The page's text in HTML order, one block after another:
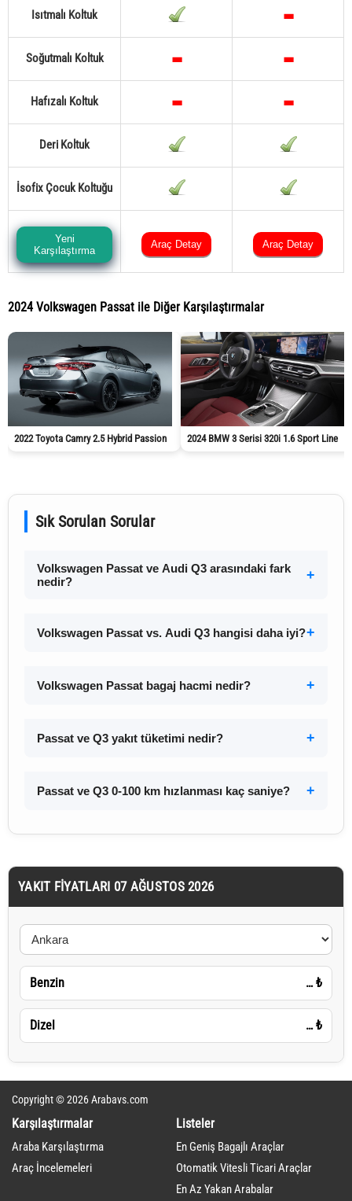
Isıtmalı Koltuk
Soğutmalı Koltuk
Hafızalı Koltuk
Deri Koltuk
İsofix Çocuk Koltuğu
Yeni
Karşılaştırma
Araç Detay Araç Detay
2024 Volkswagen Passat ile Diğer Karşılaştırmalar
2022 Toyota Camry 2.5 Hybrid Passion 2024 BMW 3 Serisi 320i 1.6 Sport Line
Sık Sorulan Sorular
Volkswagen Passat ve Audi Q3 arasındaki fark
nedir?
Volkswagen Passat vs. Audi Q3 hangisi daha iyi?
Volkswagen Passat bagaj hacmi nedir?
Passat ve Q3 yakıt tüketimi nedir?
Passat ve Q3 0-100 km hızlanması kaç saniye?
YAKIT FIYATLARI 07 AĞUSTOS 2026
Benzin … ₺
Dizel … ₺
Copyright © 2026 Arabavs.com
Karşılaştırmalar
Araba Karşılaştırma
Araç İncelemeleri
Listeler
En Geniş Bagajlı Araçlar
Otomatik Vitesli Ticari Araçlar
En Az Yakan Arabalar